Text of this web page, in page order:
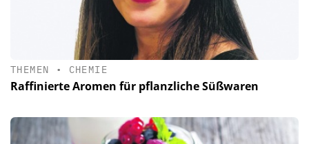
THEMEN • CHEMIE
Raffinierte Aromen für pflanzliche Süßwaren